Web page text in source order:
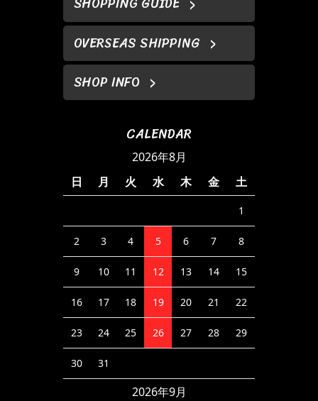
OVERSEAS SHIPPING
SHOP INFO
CALENDAR
2026年8月
日
月 火 水 木 金 土
1
2 3 4 5 6 7 8
9 10 11 12 13 14 15
16 17 18 19 20 21 22
23 24 25 26 27 28 29
30 31
2026年9月